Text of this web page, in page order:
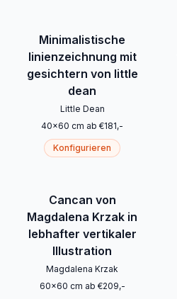
Minimalistische
linienzeichnung mit
gesichtern von little
dean
Little Dean
40x60 cm ab €181,-
Konfigurieren
Cancan von
Magdalena Krzak in
lebhafter vertikaler
Illustration
Magdalena Krzak
60x60 cm ab €209,-